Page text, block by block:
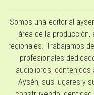
Somos una editorial
área de la
regionales. Trabajamos
profesionales
audiolibros,
Aysén, sus lugares y